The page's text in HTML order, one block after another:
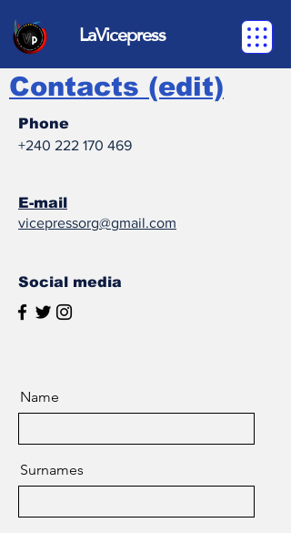
LaVicepress
Contacts (edit)
Phone
+240 222 170 469
E-mail
vicepressorg@gmail.com
Social media
Name
Surnames